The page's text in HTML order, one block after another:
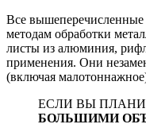
Все вышеперечисленные
методам обработки
листы из алюминия,
применения. Они
(включая
ЕСЛИ ВЫ
БОЛЬШИМИ